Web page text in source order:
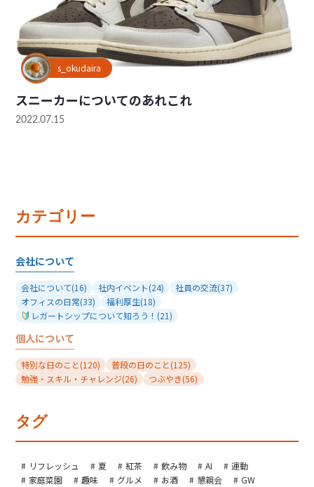
s_okudaira
スニーカーについてのあれこれ
2022.07.15
カテゴリー
会社について
会社について(16) 社内イベント(24) 社員の交流(37)
オフィスの日常(33) 福利厚生(18)
レガートシップについて知ろう！ (21)
個人について
特別な日のこと(120) 普段の日のこと(125)
勉強・スキル・チャレンジ(26) つぶやき(56)
タグ
リフレッシュ 夏 紅茶 飲み物 AI
運動
家庭菜園
趣味 グルメ お酒 懇親会
GW